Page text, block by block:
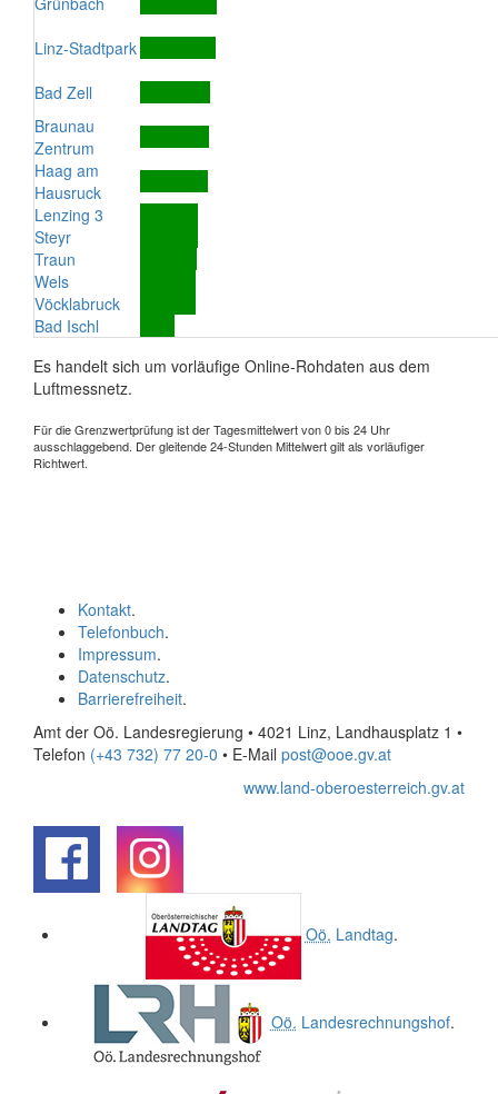
Linz-Stadtpark
Bad Zell
Braunau
Zentrum
Haag am
Hausruck
Lenzing 3
Steyr
Traun
Wels
Vöcklabruck
Bad Ischl
Es handelt sich um vorläufige Online-Rohdaten aus dem
Luftmessnetz.
Für die Grenzwertprüfung ist der Tagesmittelwert von 0 bis 24 Uhr
ausschlaggebend. Der gleitende 24-Stunden Mittelwert gilt als vorläufiger
Richtwert.
Kontakt.
Telefonbuch.
Impressum.
Datenschutz.
Barrierefreiheit.
Amt der Oö. Landesregierung • 4021 Linz, Landhausplatz 1 •
Telefon (+43 732) 77 20-0 • E-Mail post@ooe.gv.at
www.land-oberoesterreich.gv.at
Oö. Landtag.
Oö. Landesrechnungshof.